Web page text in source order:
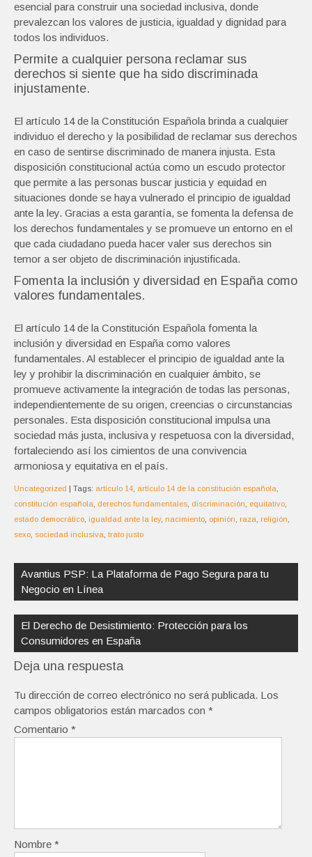
esencial para construir una sociedad inclusiva, donde
prevalezcan los valores de justicia, igualdad y dignidad para
todos los individuos.
Permite a cualquier persona reclamar sus
derechos si siente que ha sido discriminada
injustamente.
El artículo 14 de la Constitución Española brinda a cualquier
individuo el derecho y la posibilidad de reclamar sus derechos
en caso de sentirse discriminado de manera injusta. Esta
disposición constitucional actúa como un escudo protector
que permite a las personas buscar justicia y equidad en
situaciones donde se haya vulnerado el principio de igualdad
ante la ley. Gracias a esta garantía, se fomenta la defensa de
los derechos fundamentales y se promueve un entorno en el
que cada ciudadano pueda hacer valer sus derechos sin
temor a ser objeto de discriminación injustificada.
Fomenta la inclusión y diversidad en España como
valores fundamentales.
El artículo 14 de la Constitución Española fomenta la
inclusión y diversidad en España como valores
fundamentales. Al establecer el principio de igualdad ante la
ley y prohibir la discriminación en cualquier ámbito, se
promueve activamente la integración de todas las personas,
independientemente de su origen, creencias o circunstancias
personales. Esta disposición constitucional impulsa una
sociedad más justa, inclusiva y respetuosa con la diversidad,
fortaleciendo así los cimientos de una convivencia
armoniosa y equitativa en el país.
Uncategorized | Tags: artículo 14 artículo 14 de la constitución española
constitución española
derechos fundamentales discriminación equitativo
estado democrático igualdad ante la ley, nacimiento opinión raza religión
sexo sociedad inclusiva trato justo
de
entradas
Avantius PSP: La Plataforma de Pago Segura para tu
Negocio en Línea
El Derecho de Desistimiento: Protección para los
Consumidores en España
Deja una respuesta
Tu dirección de correo electrónico no será publicada. Los
campos obligatorios están marcados con *
Comentario *
Nombre *